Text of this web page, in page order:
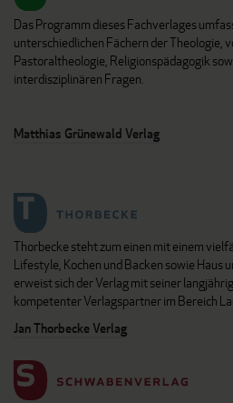
Das Programm dieses Fachverlages
unterschiedlichen Fächern der Theologie,
Pastoraltheologie, Religionspädagogik
interdisziplinären Fragen.
Matthias Grünewald Verlag
Thorbecke steht zum einen mit einem
Lifestyle, Kochen und Backen sowie Haus
erweist sich der Verlag mit seiner
kompetenter Verlagspartner im Bereich
Jan Thorbecke Verlag